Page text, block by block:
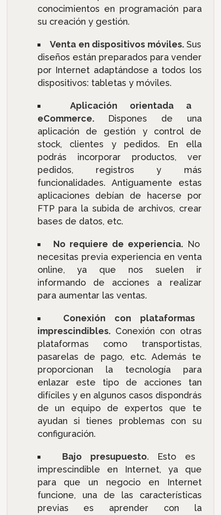
conocimientos en programación para
su creación y gestión.
Venta en dispositivos móviles.Sus
diseños están preparados para vender
por Internet adaptándose a todos los
dispositivos: tabletas y móviles.
Aplicación orientada a
eCommerce.Dispones de una
aplicación de gestión y control de
stock, clientes y pedidos. En ella
podrás incorporar productos, ver
pedidos, registros y más
funcionalidades. Antiguamente estas
aplicaciones debían de hacerse por
FTP para la subida de archivos, crear
bases de datos, etc.
No requiere de experiencia.No
necesitas previa experiencia en venta
online, ya que nos suelen ir
informando de acciones a realizar
para aumentar las ventas.
Conexión con plataformas
imprescindibles.Conexión con otras
plataformas como transportistas,
pasarelas de pago, etc. Además te
proporcionan la tecnología para
enlazar este tipo de acciones tan
difíciles y en algunos casos dispondrás
de un equipo de expertos que te
ayudan si tienes problemas con su
configuración.
Bajo presupuesto. Esto es
imprescindible en Internet, ya que
para que un negocio en Internet
funcione, una de las características
previas es aprender con la